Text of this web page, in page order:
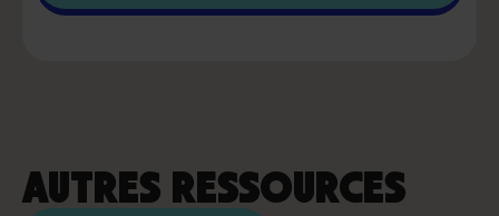
AUTRES RESSOURCES